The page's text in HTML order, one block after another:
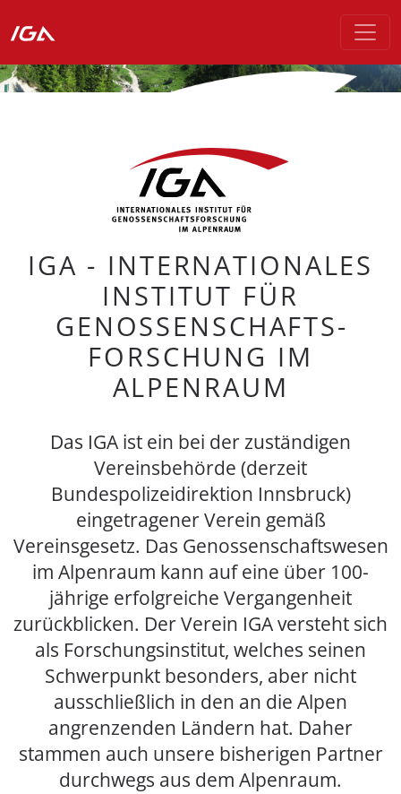
IGA - INTERNATIONALES
INSTITUT FÜR
GENOSSENSCHAFTS­
FORSCHUNG IM
ALPENRAUM
Das IGA ist ein bei der zuständigen
Vereinsbehörde (derzeit
Bundespolizeidirektion Innsbruck)
eingetragener Verein gemäß
Vereinsgesetz. Das Genossenschaftswesen
im Alpenraum kann auf eine über 100-
jährige erfolgreiche Vergangenheit
zurückblicken. Der Verein IGA versteht sich
als Forschungsinstitut, welches seinen
Schwerpunkt besonders, aber nicht
ausschließlich in den an die Alpen
angrenzenden Ländern hat. Daher
stammen auch unsere bisherigen Partner
durchwegs aus dem Alpenraum.